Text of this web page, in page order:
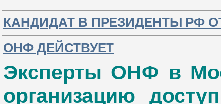
КАНДИДАТ В ПРЕЗИДЕНТЫ РФ
ОНФ ДЕЙСТВУЕТ
Эксперты ОНФ в
организацию